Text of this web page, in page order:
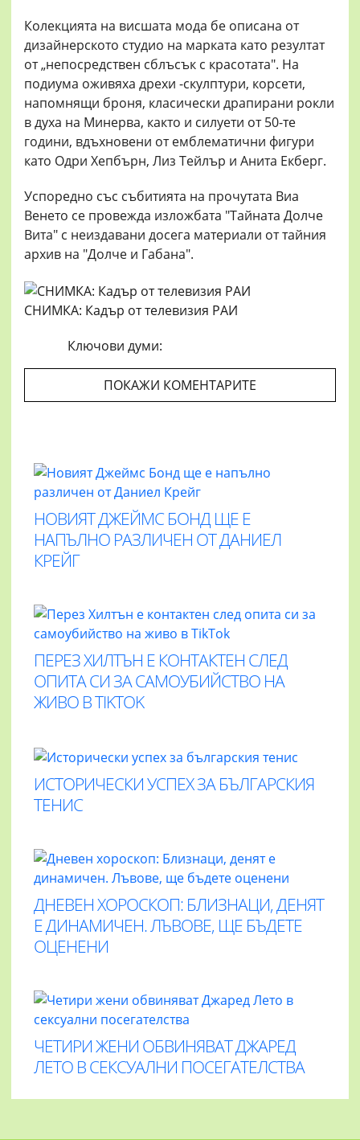
Колекцията нa висшата мода бе описана от
дизайнерското студио на марката като резултат
от „непосредствен сблъсък с красотата". На
подиума оживяха дрехи -скулптури, корсети,
напомнящи броня, класически драпирани рокли
в духа на Минерва, както и силуети от 50-те
години, вдъхновени от емблематични фигури
като Одри Хепбърн, Лиз Тейлър и Анита Екберг.
Успоредно със събитията на прочутата Виа
Венето се провежда изложбата "Тайната Долче
Вита" с неиздавани досега материали от тайния
архив на "Долче и Габана".
СНИМКА: Кадър от телевизия РАИ
Ключови думи:
ПОКАЖИ КОМЕНТАРИТЕ
НОВИЯТ ДЖЕЙМС БОНД ЩЕ Е
НАПЪЛНО РАЗЛИЧЕН ОТ ДАНИЕЛ
КРЕЙГ
ПЕРЕЗ ХИЛТЪН Е КОНТАКТЕН СЛЕД
ОПИТА СИ ЗА САМОУБИЙСТВО НА
ЖИВО В TIKTOK
ИСТОРИЧЕСКИ УСПЕХ ЗА БЪЛГАРСКИЯ
ТЕНИС
ДНЕВЕН ХОРОСКОП: БЛИЗНАЦИ, ДЕНЯТ
Е ДИНАМИЧЕН. ЛЪВОВЕ, ЩЕ БЪДЕТЕ
ОЦЕНЕНИ
ЧЕТИРИ ЖЕНИ ОБВИНЯВАТ ДЖАРЕД
ЛЕТО В СЕКСУАЛНИ ПОСЕГАТЕЛСТВА